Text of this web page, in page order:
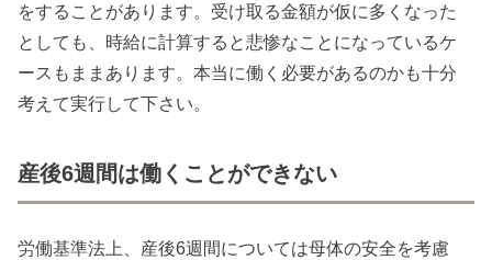
をすることがあります。受け取る金額が仮に多くなった
としても、時給に計算すると悲惨なことになっているケ
ースもままあります。本当に働く必要があるのかも十分
考えて実行して下さい。
産後6週間は働くことができない
労働基準法上、産後6週間については母体の安全を考慮